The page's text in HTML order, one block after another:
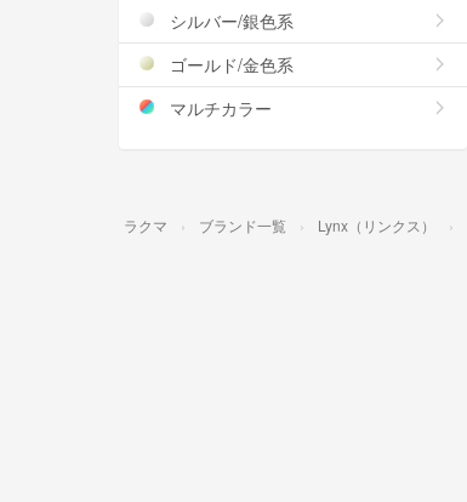
シルバー/銀色系
ゴールド/金色系
マルチカラー
ラクマ ブランド一覧 Lynx（リンクス）